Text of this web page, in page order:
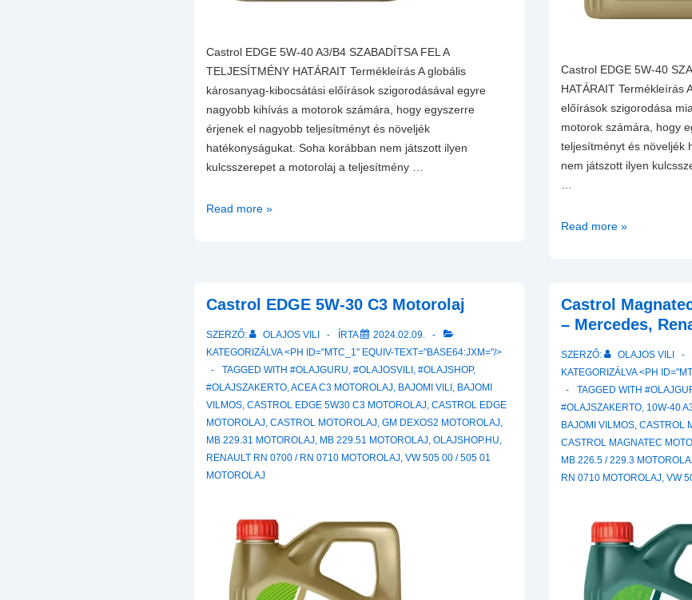
Castrol EDGE 5W-40 A3/B4 SZABADÍTSA FEL A
TELJESÍTMÉNY HATÁRAIT Termékleírás A globális
károsanyag-kibocsátási előírások szigorodásával egyre
nagyobb kihívás a motorok számára, hogy egyszerre
érjenek el nagyobb teljesítményt és növeljék
hatékonyságukat. Soha korábban nem játszott ilyen
kulcsszerepet a motorolaj a teljesítmény …
Castrol
Motorolaj
Read more »
Castrol EDGE 5W-40
HATÁRAIT Termékleírás
előírások szigorodása
motorok számára, hogy
teljesítményt és növeljék
nem játszott ilyen
Castrol
Motorolaj
Read more »
Castrol EDGE 5W-30 C3 Motorolaj
SZERZŐ: OLAJOS VILI ÍRTA
2024.02.09.
KATEGORIZÁLVA <PH ID="MTC_1" EQUIV-TEXT="BASE64:JXM="/>
TAGGED WITH#OLAJGURU,#OLAJOSVILI ,#OLAJSHOP,
#OLAJSZAKERTO,ACEA C3 MOTOROLAJ, BAJOMI VILI , BAJOMI
VILMOS,CASTROL EDGE 5W30 C3 MOTOROLAJ,CASTROL EDGE
MOTOROLAJ,CASTROL MOTOROLAJ,GM DEXOS2 MOTOROLAJ,
MB 229.31 MOTOROLAJ, MB 229.51 MOTOROLAJ,OLAJSHOP.HU,
RENAULT RN 0700 / RN 0710 MOTOROLAJ,VW 505 00 / 505 01
MOTOROLAJ
Castrol
– Mercedes,
SZERZŐ: OLAJOS VILI
KATEGORIZÁLVA <PH
TAGGED WITH
#OLAJSZAKERTO, 10W-40
BAJOMI VILMOS, CASTROL
CASTROL MAGNATEC
MB 226.5 / 229.3
RN 0710 MOTOROLAJ, VW